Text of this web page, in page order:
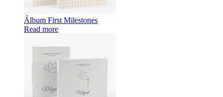
Álbum First Milestones
Read more